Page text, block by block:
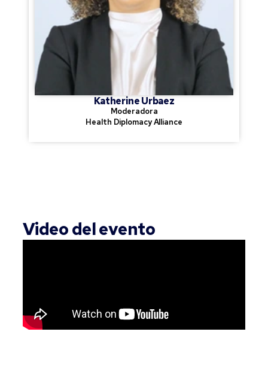
Katherine Urbaez
Moderadora
Health Diplomacy Alliance
Video del evento